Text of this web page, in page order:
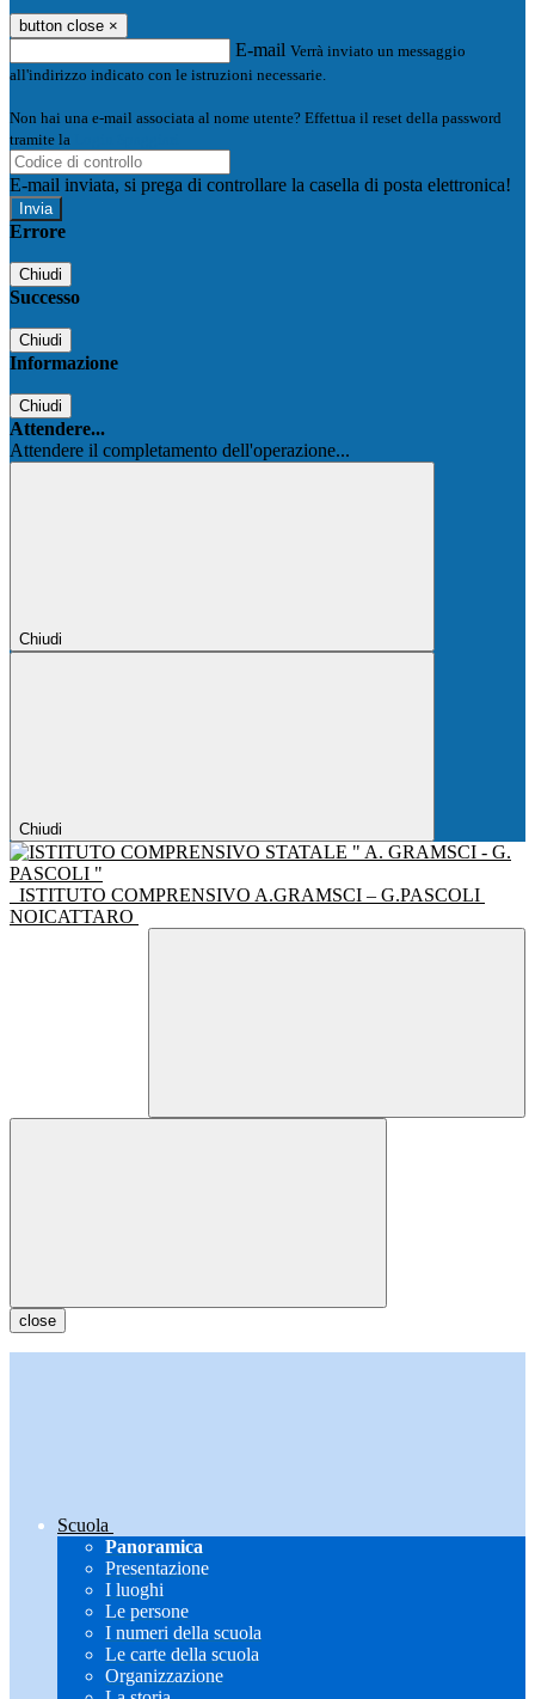
button close ×
E-mail Verrà inviato un messaggio
all'indirizzo indicato con le istruzioni necessarie.
Non hai una e-mail associata al nome utente? Effettua il reset della password
tramite la
E-mail inviata, si prega di controllare la casella di posta elettronica!
Errore
Chiudi
Successo
Chiudi
Informazione
Chiudi
Attendere...
Attendere il completamento dell'operazione...
Chiudi
Chiudi
ISTITUTO COMPRENSIVO A.GRAMSCI – G.PASCOLI
NOICATTARO
close
Scuola
Panoramica
Presentazione
I luoghi
Le persone
I numeri della scuola
Le carte della scuola
Organizzazione